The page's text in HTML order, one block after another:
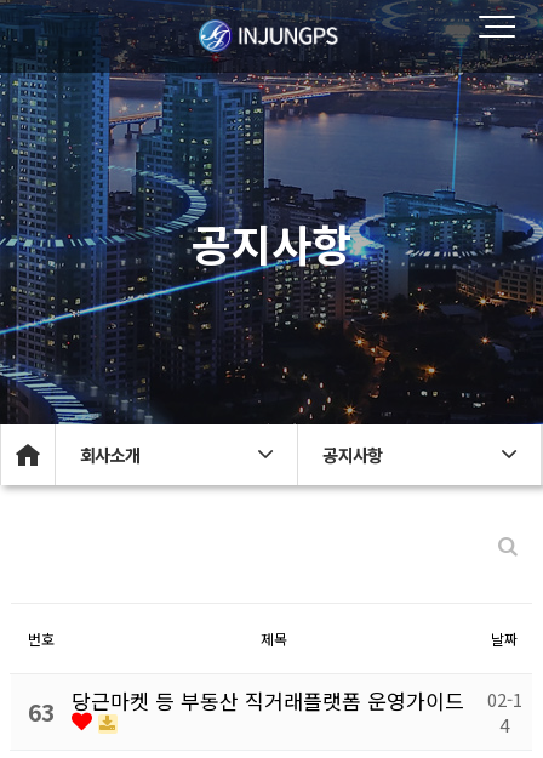
공지사항
회사소개 공지사항
번호 제목 날짜
63 당근마켓 등 부동산 직거래플랫폼 운영가이드
02-1
4